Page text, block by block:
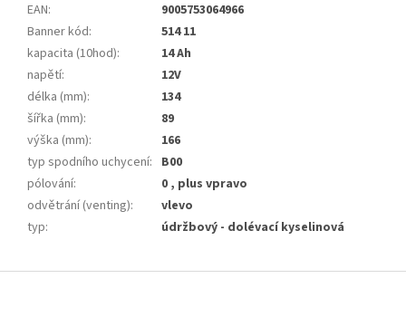
EAN:
9005753064966
Banner kód:
514 11
kapacita (10hod):
14 Ah
napětí:
12V
délka (mm):
134
šířka (mm):
89
výška (mm):
166
typ spodního uchycení: B00
pólování:
0 , plus vpravo
odvětrání (venting):
vlevo
typ: údržbový - dolévací kyselinová